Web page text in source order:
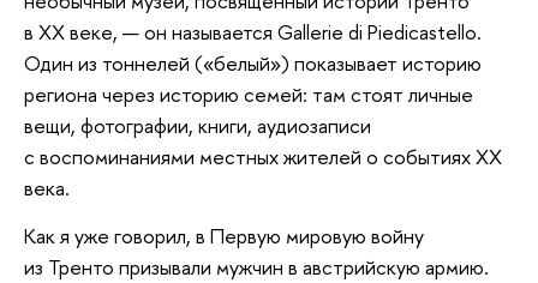
в ХХ веке, — он называется Gallerie di Piedicastello.
Один из тоннелей («белый») показывает историю
региона через историю семей: там стоят личные
вещи, фотографии, книги, аудиозаписи
с воспоминаниями местных жителей о событиях ХХ
века.
Как я уже говорил, в Первую мировую войну
из Тренто призывали мужчин в австрийскую армию.